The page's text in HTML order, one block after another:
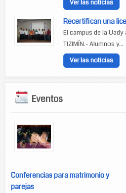
Ver las noticias
Recertifican una
El campus de la
TIZIMÍN.- Alumnos y...
Ver las noticias
Eventos
Conferencias para matrimonio y
parejas